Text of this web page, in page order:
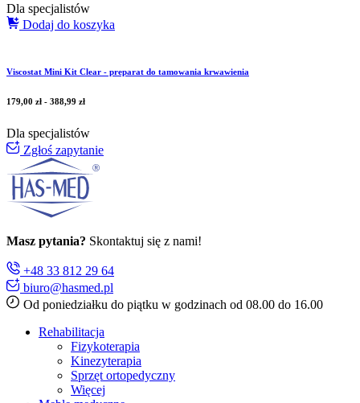
Dla specjalistów
Dodaj do koszyka
Viscostat Mini Kit Clear - preparat do tamowania krwawienia
179,00 zł - 388,99 zł
Dla specjalistów
Zgłoś zapytanie
Masz pytania? Skontaktuj się z nami!
+48 33 812 29 64
biuro@hasmed.pl
Od poniedziałku do piątku w godzinach od 08.00 do 16.00
Rehabilitacja
Fizykoterapia
Kinezyterapia
Sprzęt ortopedyczny
Więcej